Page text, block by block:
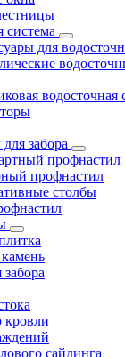
система
для
водосточная
забора
профнастил
профнастил
столбы
кровли
сайдинга